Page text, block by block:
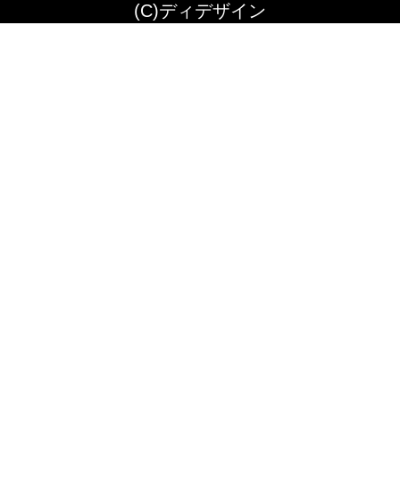
(C)ディデザイン